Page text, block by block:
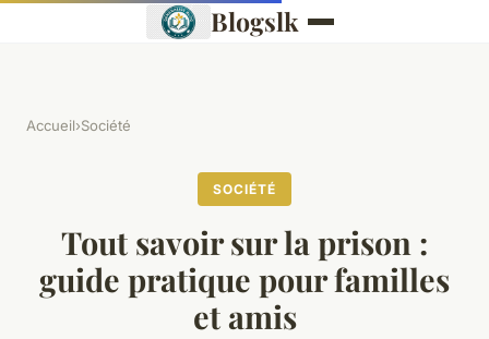
Blogslk
Accueil›Société
SOCIÉTÉ
Tout savoir sur la prison :
guide pratique pour familles
et amis